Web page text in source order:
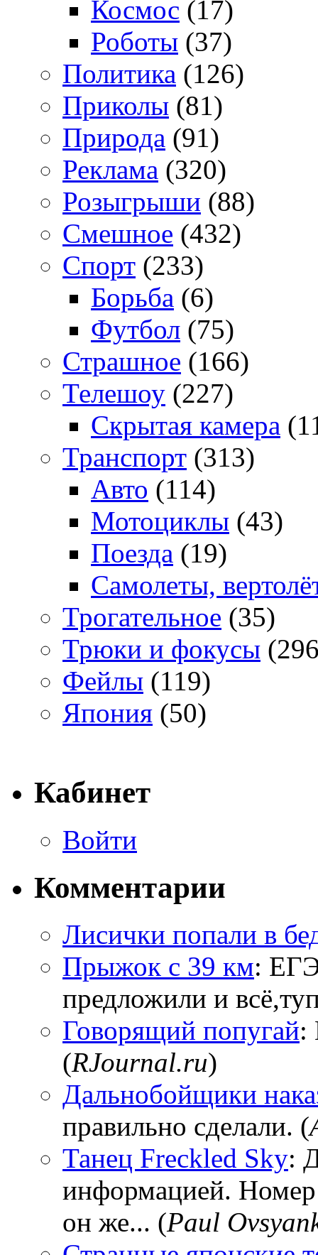
Космос (17)
Роботы (37)
Политика (126)
Приколы (81)
Природа (91)
Реклама (320)
Розыгрыши (88)
Смешное (432)
Спорт (233)
Борьба (6)
Футбол (75)
Страшное (166)
Телешоу (227)
Скрытая камера
Транспорт (313)
Авто (114)
Мотоциклы (43)
Поезда (19)
Самолеты,
Трогательное (35)
Трюки и фокусы
Фейлы (119)
Япония (50)
Кабинет
Войти
Комментарии
Лисички попали в
Прыжок с 39 км:
предложили и
Говорящий попугай:
(RJournal.ru)
Дальнобойщики
правильно сделали. (
Танец Freckled Sky:
информацией.
он же... (Paul